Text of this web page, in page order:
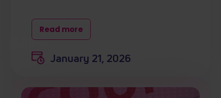
Read more
January 21, 2026